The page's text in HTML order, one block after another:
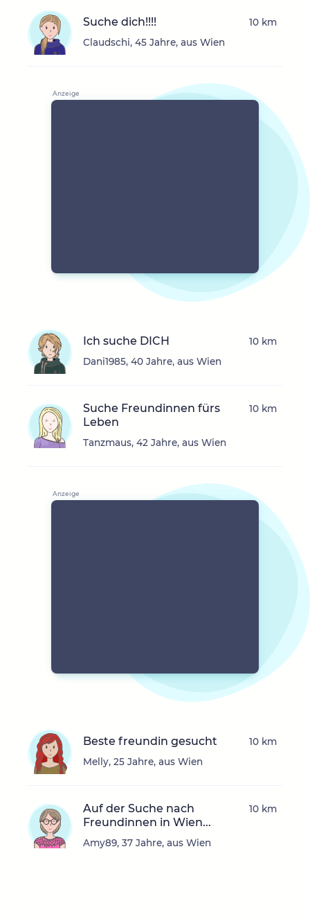
Suche dich!!!!
Claudschi, 45 Jahre, aus Wien
10 km
Ich suche DICH
Dani1985, 40 Jahre, aus Wien
10 km
Suche Freundinnen fürs
Leben
Tanzmaus, 42 Jahre, aus Wien
10 km
Beste freundin gesucht
Melly, 25 Jahre, aus Wien
10 km
Auf der Suche nach
Freundinnen in Wien...
Amy89, 37 Jahre, aus Wien
10 km